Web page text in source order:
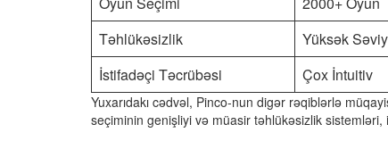
Təhlükəsizlik
Yüksək
İstifadəçi Təcrübəsi
Çox İntuitiv
Yuxarıdakı cədvəl, Pinco-nun digər rəqiblərlə
seçiminin genişliyi və müasir təhlükəsizlik